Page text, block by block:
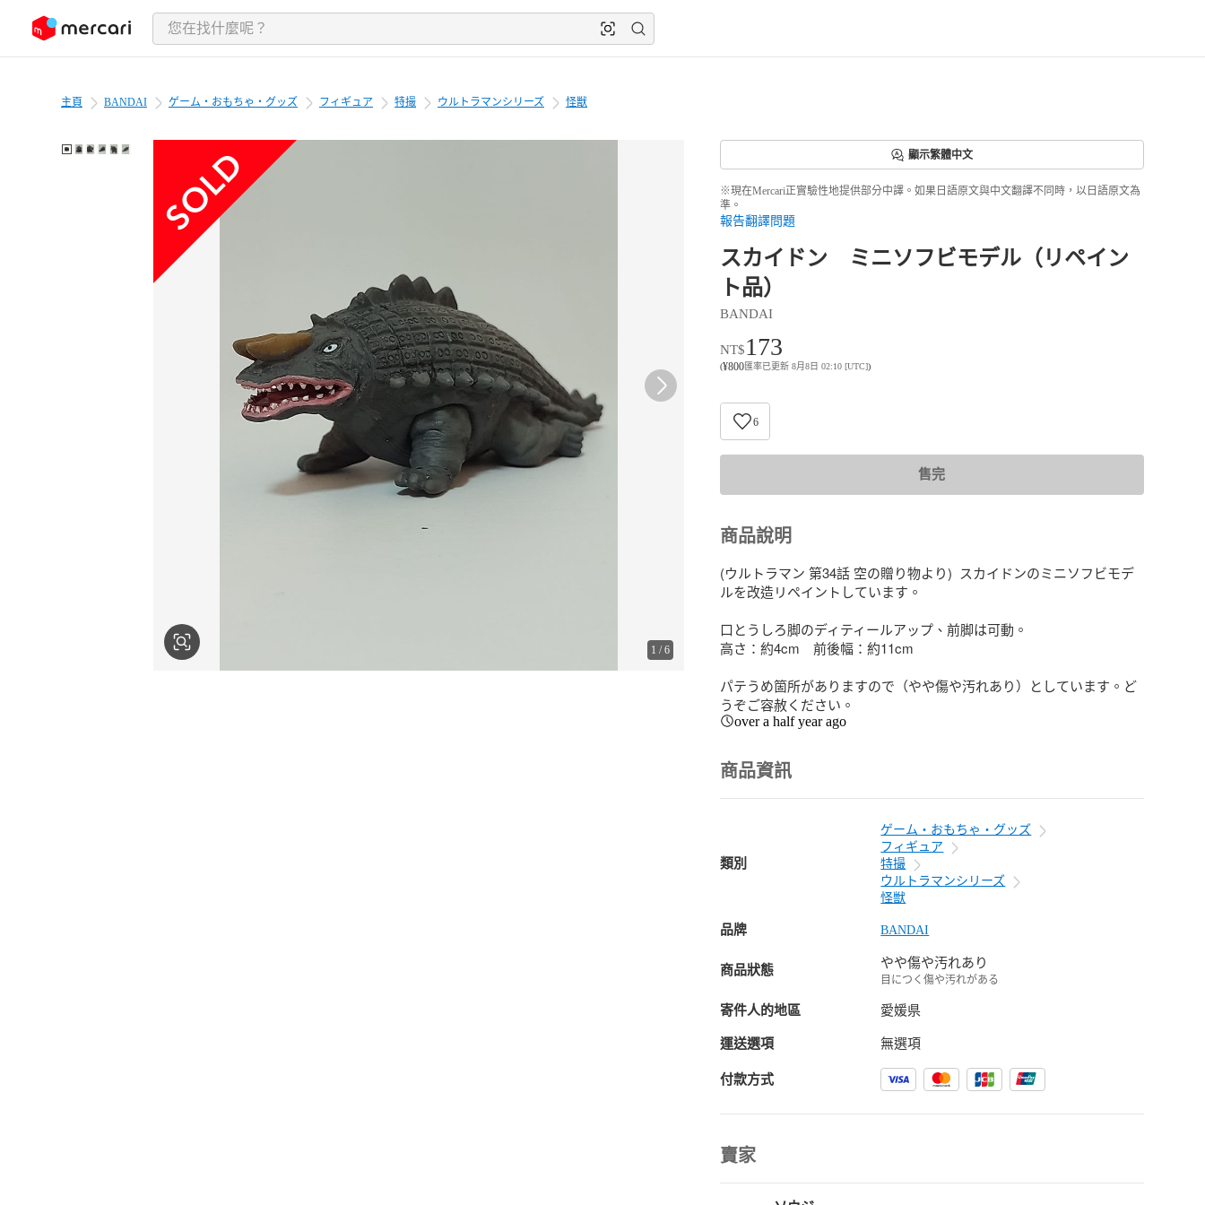
至內容
主頁 BANDAI ゲーム・おもちゃ・グッズ フィギュア 特撮 ウルトラマンシリーズ 怪獣
1 /6
顯示繁體中文
※現在Mercari正實驗性地提供部分中譯。如果日語原文與中文翻譯不同時，以日語原文為
準。
報告翻譯問題
スカイドン ミニソフビモデル（リペイン
ト品）
BANDAI
NT$173
(¥800匯率已更新 8月8日 02:10 [UTC])
6
售完
商品說明
(ウルトラマン 第34話 空の贈り物より)  スカイドンのミニソフビモデ
ルを改造リペイントしています。
口とうしろ脚のディティールアップ、前脚は可動。
高さ：約4cm　前後幅：約11cm
パテうめ箇所がありますので（やや傷や汚れあり）としています。ど
うぞご容赦ください。
over a half year ago
商品資訊
類別
ゲーム・おもちゃ・グッズ
フィギュア
特撮
ウルトラマンシリーズ
怪獣
品牌 BANDAI
商品狀態 やや傷や汚れあり
目につく傷や汚れがある
寄件人的地區 愛媛県
運送選項 無選項
付款方式
賣家